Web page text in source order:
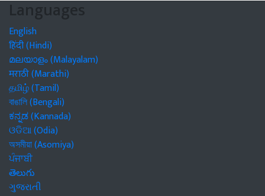
Languages
English
हिंदी (Hindi)
മലയാളം (Malayalam)
मराठी (Marathi)
தமிழ் (Tamil)
বাঙালি (Bengali)
ಕನ್ನಡ (Kannada)
ଓଡିଆ (Odia)
অসমীয়া (Asomiya)
ਪੰਜਾਬੀ
తెలుగు
ગુજરાતી